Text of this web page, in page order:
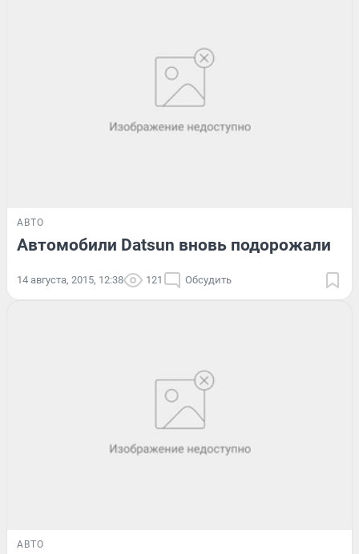
АВТО
Автомобили Datsun вновь подорожали
14 августа, 2015, 12:38 121 Обсудить
АВТО